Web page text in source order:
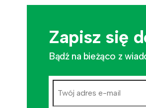
Zapisz się
Bądź na bieżąco z